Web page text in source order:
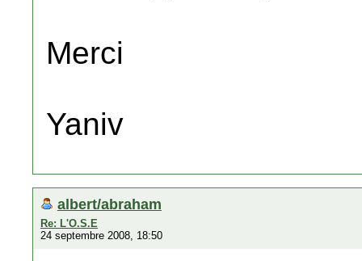
Merci
Yaniv
albert/abraham
Re: L'O.S.E
24 septembre 2008, 18:50